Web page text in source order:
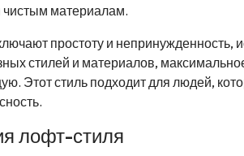
чистым материалам.
простоту и непринужденность,
стилей и материалов,
Этот стиль подходит для людей,
лофт-стиля